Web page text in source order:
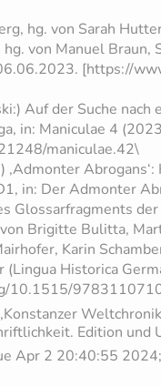
hg. von Sarah
von Manuel Braun,
[https://
Auf der Suche
in: Maniculae 4
maniculae.42\
‚Admonter
in: Der Admonter
Glossarfragments
Brigitte Bulitta,
Karin
(Lingua Historica
10.1515/
Edition und
Apr 2 20:40:55